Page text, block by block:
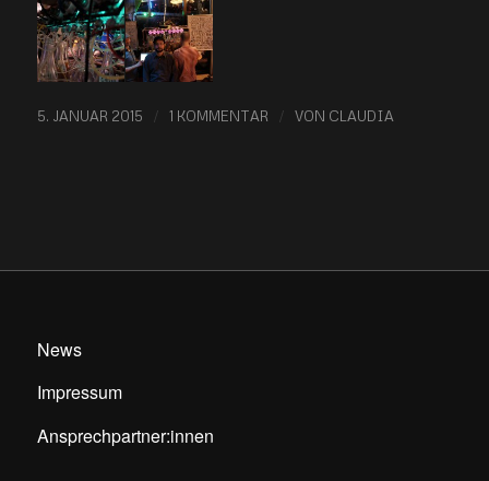
5. JANUAR 2015 / 1 KOMMENTAR / VON CLAUDIA
News
Impressum
Ansprechpartner:innen